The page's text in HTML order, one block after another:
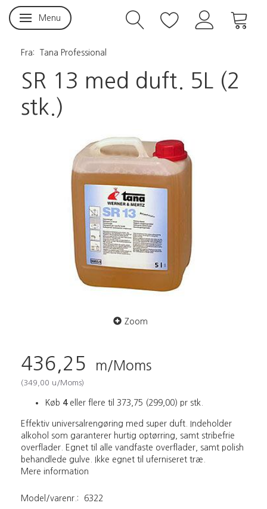
Skifte navigation
Menu
Fra: Tana Professional
SR 13 med duft. 5L (2
stk.)
Zoom
436,25 m/Moms
(349,00 u/Moms)
Køb 4eller flere til 373,75 (299,00) pr stk.
Effektiv universalrengøring med super duft. Indeholder
alkohol som garanterer hurtig optørring, samt stribefrie
overflader. Egnet til alle vandfaste overflader, samt polish
behandlede gulve. Ikke egnet til uferniseret træ.
Mere information
Model/varenr.: 6322